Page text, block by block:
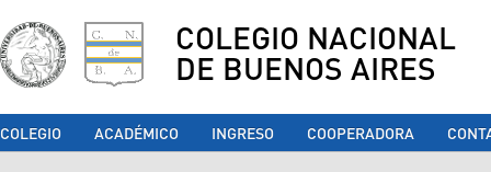
COLEGIO NACIONAL
DE BUENOS AIRES
COLEGIO ACADÉMICO INGRESO COOPERADORA